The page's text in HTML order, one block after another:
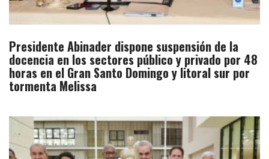
Presidente Abinader dispone suspensión de la
docencia en los sectores público y privado por 48
horas en el Gran Santo Domingo y litoral sur por
tormenta Melissa